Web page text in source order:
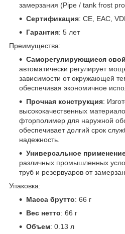
замерзания (Pipe / tank frost
Сертификация: CE, EAC,
Гарантия: 5 лет
Преимущества:
Саморегулирующиеся
автоматически регулирует
зависимости от окружающей
обеспечивая экономичное
Прочная конструкция:
высококачественных
фторполимер для наружной
обеспечивает долгий срок
надежность.
Универсальное
различных промышленных
труб и резервуаров от
Упаковка:
Масса брутто: 66 г
Вес нетто: 66 г
Объем: 0.13 л